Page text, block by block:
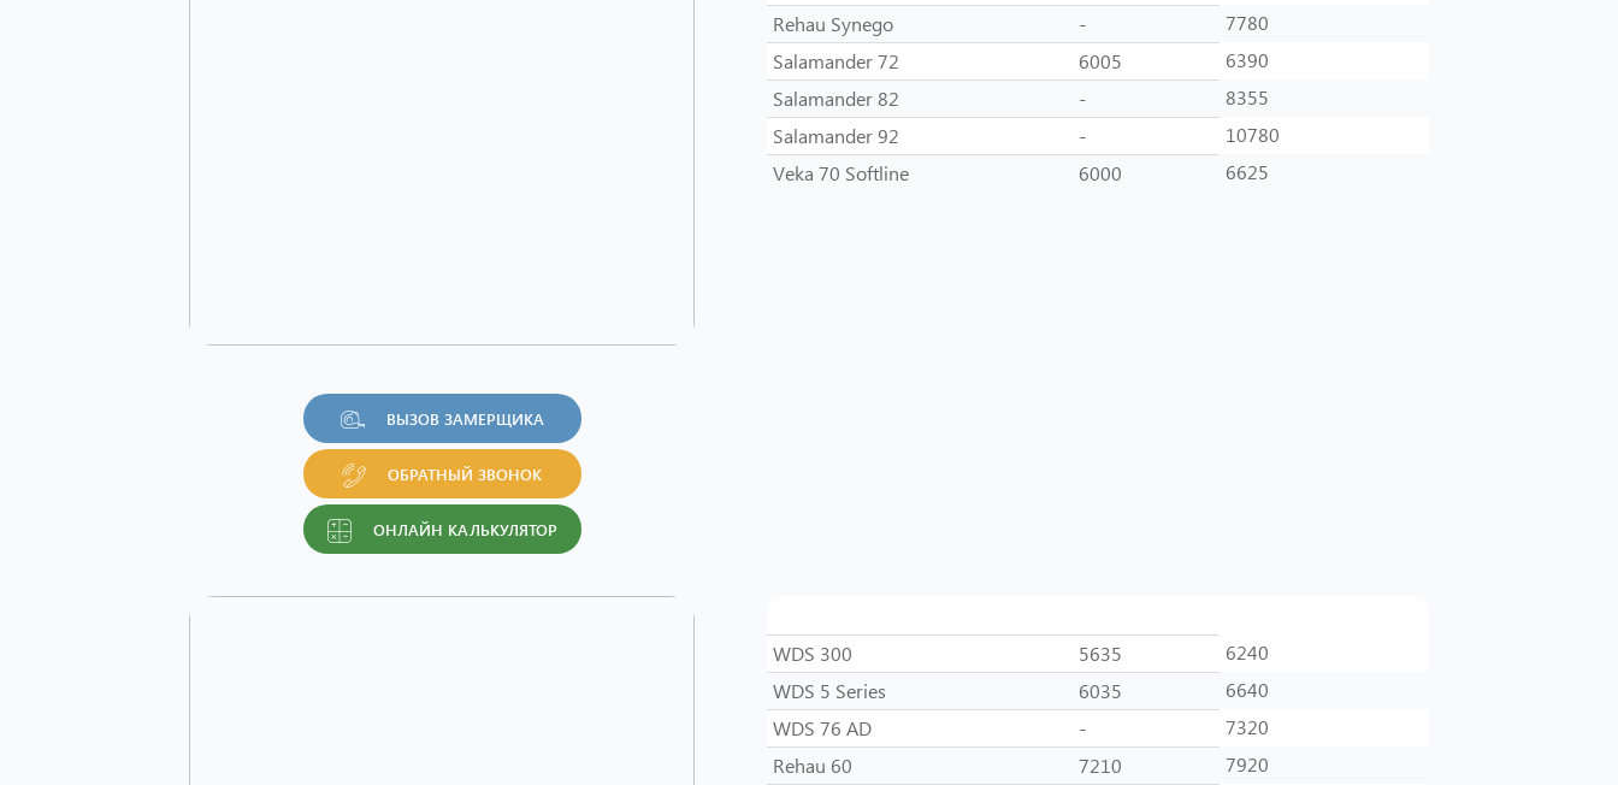
ВЫЗОВ ЗАМЕРЩИКА
ОБРАТНЫЙ ЗВОНОК
ОНЛАЙН КАЛЬКУЛЯТОР
Rehau Synego
-
7780
Salamander 72
6005
6390
Salamander 82
-
8355
Salamander 92
-
10780
Veka 70 Softline
6000 6625
WDS 300 5635
6240
WDS 5 Series
6035
6640
WDS 76 AD
-
7320
Rehau 60
7210 7920